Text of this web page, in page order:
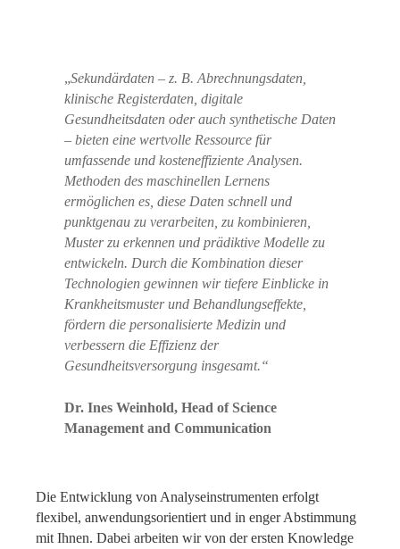
„Sekundärdaten– z. B. Abrechnungsdaten,
klinische Registerdaten, digitale
Gesundheitsdaten oder auch synthetische Daten
– bieten eine wertvolle Ressource für
umfassende und kosteneffiziente Analysen.
Methoden des maschinellen Lernens
ermöglichen es, diese Daten schnell und
punktgenau zu verarbeiten, zu kombinieren,
Muster zu erkennen und prädiktive Modelle zu
entwickeln. Durch die Kombination dieser
Technologiengewinnen wir tiefere Einblicke in
Krankheitsmuster und Behandlungseffekte,
fördern die personalisierte Medizin und
verbessern die Effizienz der
Gesundheitsversorgung insgesamt.“
Dr. Ines Weinhold, Head of Science
Management and Communication
Die Entwicklung von Analyseinstrumenten erfolgt
flexibel, anwendungsorientiert und in enger Abstimmung
mit Ihnen. Dabei arbeiten wir von der ersten Knowledge